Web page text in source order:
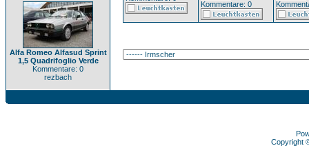
Alfa Romeo Alfasud Sprint
1,5 Quadrifoglio Verde
Kommentare: 0
rezbach
Kommentare: 0
Copyright